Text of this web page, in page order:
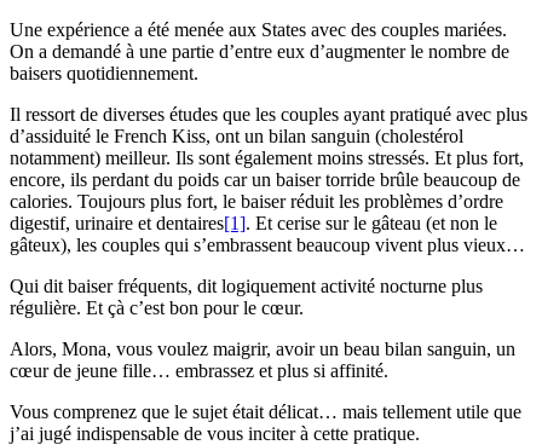
Une expérience a été menée aux States avec des couples mariées.
On a demandé à une partie d’entre eux d’augmenter le nombre de
baisers quotidiennement.
Il ressort de diverses études que les couples ayant pratiqué avec plus
d’assiduité le French Kiss, ont un bilan sanguin (cholestérol
notamment) meilleur. Ils sont également moins stressés. Et plus fort,
encore, ils perdant du poids car un baiser torride brûle beaucoup de
calories. Toujours plus fort, le baiser réduit les problèmes d’ordre
digestif, urinaire et dentaires[1]. Et cerise sur le gâteau (et non le
gâteux), les couples qui s’embrassent beaucoup vivent plus vieux…
Qui dit baiser fréquents, dit logiquement activité nocturne plus
régulière. Et çà c’est bon pour le cœur.
Alors, Mona, vous voulez maigrir, avoir un beau bilan sanguin, un
cœur de jeune fille… embrassez et plus si affinité.
Vous comprenez que le sujet était délicat… mais tellement utile que
j’ai jugé indispensable de vous inciter à cette pratique.